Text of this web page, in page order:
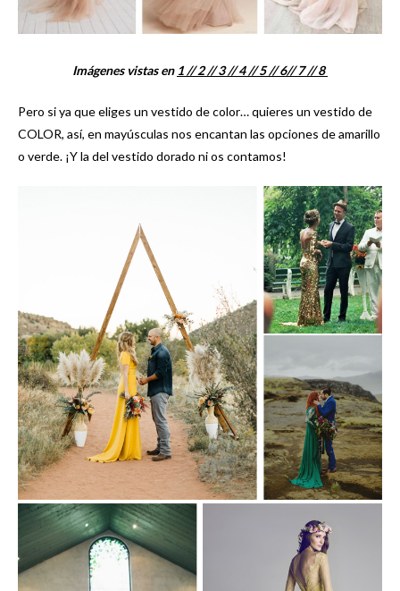
Imágenes vistas en 1 // 2 // 3 // 4 // 5 // 6// 7 // 8
Pero si ya que eliges un vestido de color… quieres un vestido de
COLOR, así, en mayúsculas nos encantan las opciones de amarillo
o verde. ¡Y la del vestido dorado ni os contamos!